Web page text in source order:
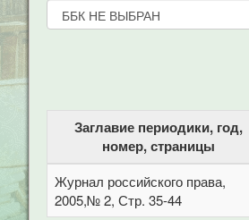
Заглавие периодики, год,
номер, страницы
Журнал российского права,
2005,№ 2, Стр. 35-44